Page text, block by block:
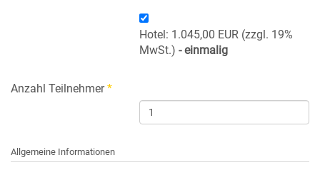
Hotel: 1.045,00 EUR (zzgl. 19%
MwSt.) - einmalig
Anzahl Teilnehmer*
Allgemeine Informationen